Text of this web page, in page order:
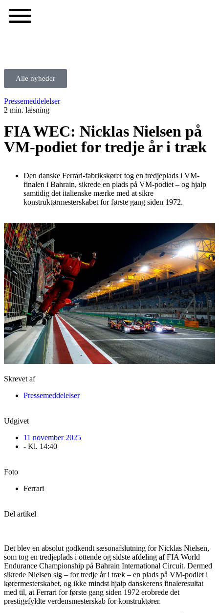
Alle nyheder
Pressemeddelelser
2 min. læsning
FIA WEC: Nicklas Nielsen på
VM-podiet for tredje år i træk
Den danske Ferrari-fabrikskører tog en tredjeplads i VM-
finalen i Bahrain, sikrede en plads på VM-podiet – og hjalp
samtidig det italienske mærke med at sikre
konstruktørmesterskabet for første gang siden 1972.
Skrevet af
Pressemeddelelser
Udgivet
11 november 2025
- Kl. 14:40
Foto
Ferrari
Del artikel
Det blev en absolut godkendt sæsonafslutning for Nicklas Nielsen,
som tog en tredjeplads i ottende og sidste afdeling af FIA World
Endurance Championship på Bahrain International Circuit. Dermed
sikrede Nielsen sig – for tredje år i træk – en plads på VM-podiet i
kørermesterskabet, og ikke mindst hjalp danskerens finaleresultat
med til, at Ferrari for første gang siden 1972 erobrede det
prestigefyldte verdensmesterskab for konstruktører.